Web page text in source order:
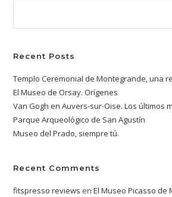
Recent Posts
Templo Ceremonial de Montegrande, una
El Museo de Orsay. Orígenes
Van Gogh en Auvers-sur-Oise. Los últimos
Parque Arqueológico de San Agustín
Museo del Prado, siempre tú.
Recent Comments
fitspresso reviews enEl Museo Picasso de